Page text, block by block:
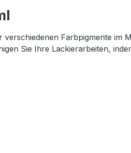
Farbpigmente im
Sie Ihre Lackierarbeiten,